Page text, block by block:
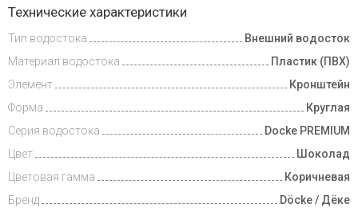
и оплата
Технические характеристики
Тип водостока
Внешний водосток
Материал водостока
Пластик (ПВХ)
Элемент
Кронштейн
Форма
Круглая
Серия водостока
Docke PREMIUM
Цвет
Шоколад
Цветовая гамма
Коричневая
Бренд
Döcke / Дёке